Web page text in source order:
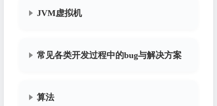
JVM虚拟机
常见各类开发过程中的bug与解决方案
算法